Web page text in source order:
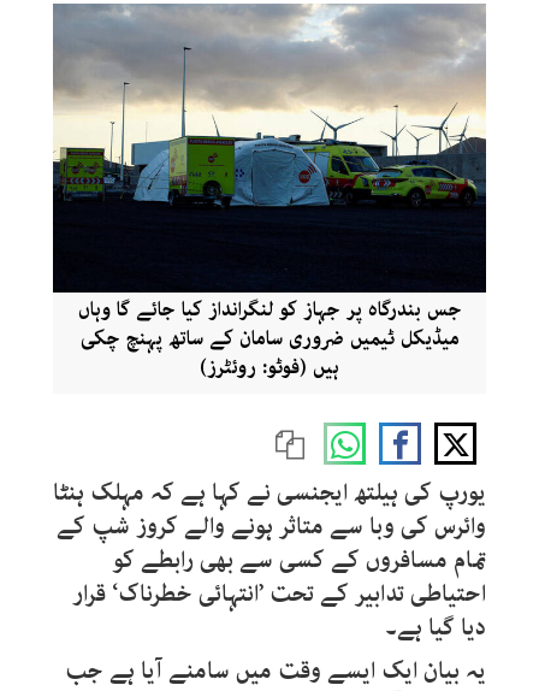
جس بندرگاہ پر جہاز کو لنگرانداز کیا جائے گا وہاں
میڈیکل ٹیمیں ضروری سامان کے ساتھ پہنچ چکی
ہیں (فوٹو: روئٹرز)
یورپ کی ہیلتھ ایجنسی نے کہا ہے کہ مہلک ہنٹا
وائرس کی وبا سے متاثر ہونے والے کروز شپ کے
تمام مسافروں کے کسی سے بھی رابطے کو
احتیاطی تدابیر کے تحت ’انتہائی خطرناک‘ قرار
دیا گیا ہے۔
یہ بیان ایک ایسے وقت میں سامنے آیا ہے جب